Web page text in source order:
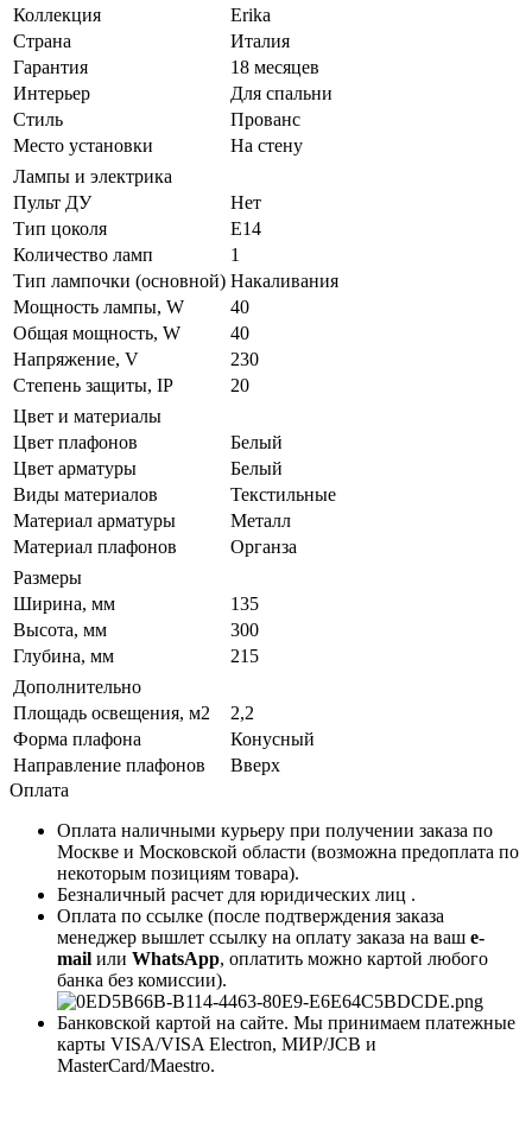
Коллекция
Erika
Страна
Италия
Гарантия
18 месяцев
Интерьер
Для спальни
Стиль
Прованс
Место установки
На стену
Лампы и электрика
Пульт ДУ
Нет
Тип цоколя
E14
Количество ламп
1
Тип лампочки (основной) Накаливания
Мощность лампы, W
40
Общая мощность, W
40
Напряжение, V
230
Степень защиты, IP
20
Цвет и материалы
Цвет плафонов
Белый
Цвет арматуры
Белый
Виды материалов
Текстильные
Материал арматуры
Металл
Материал плафонов
Органза
Размеры
Ширина, мм
135
Высота, мм
300
Глубина, мм
215
Дополнительно
Площадь освещения, м2
2,2
Форма плафона
Конусный
Направление плафонов
Вверх
Оплата
Оплата наличными курьеру при получении заказа по
Москве и Московской области (возможна предоплата по
некоторым позициям товара).
Безналичный расчет для юридических лиц .
Оплата по ссылке (после подтверждения заказа
менеджер вышлет ссылку на оплату заказа на ваш e-
mail или WhatsApp, оплатить можно картой любого
банка без комиссии).
Банковской картой на сайте. Мы принимаем платежные
карты VISA/VISA Electron, МИР/JCB и
MasterCard/Maestro.